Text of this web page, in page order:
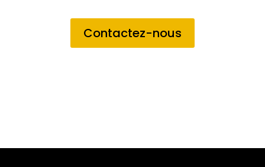
Contactez-nous